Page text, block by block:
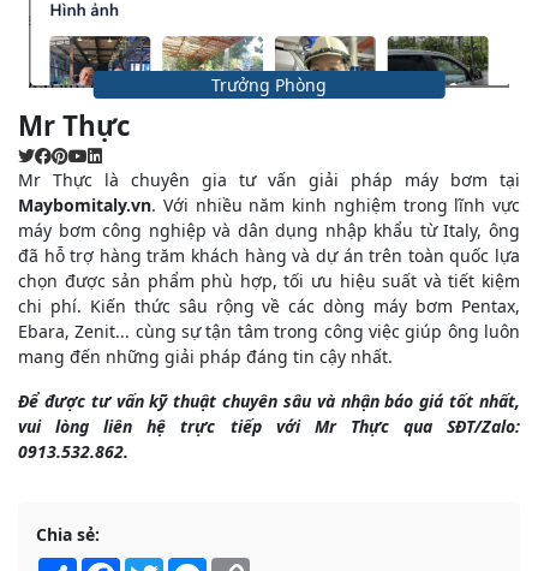
Trưởng Phòng
Mr Thực
Mr Thực là chuyên gia tư vấn giải pháp máy bơm tại
Maybomitaly.vn. Với nhiều năm kinh nghiệm trong lĩnh vực
máy bơm công nghiệp và dân dụng nhập khẩu từ Italy, ông
đã hỗ trợ hàng trăm khách hàng và dự án trên toàn quốc lựa
chọn được sản phẩm phù hợp, tối ưu hiệu suất và tiết kiệm
chi phí. Kiến thức sâu rộng về các dòng máy bơm Pentax,
Ebara, Zenit... cùng sự tận tâm trong công việc giúp ông luôn
mang đến những giải pháp đáng tin cậy nhất.
Để được tư vấn kỹ thuật chuyên sâu và nhận báo giá tốt nhất,
vui lòng liên hệ trực tiếp với Mr Thực qua SĐT/Zalo:
0913.532.862.
Chia sẻ: